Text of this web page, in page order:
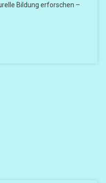
Bildung erforschen –